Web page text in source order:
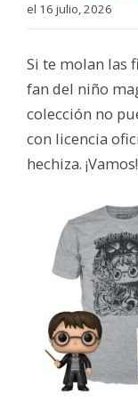
el 16 julio, 2026
Si te molan las
fan del niño
colección no
con licencia
hechiza. ¡Vamos!